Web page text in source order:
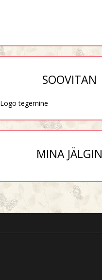
SOOVITAN
Logo tegemine
MINA JÄLGIN